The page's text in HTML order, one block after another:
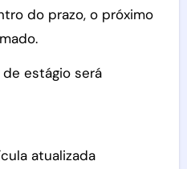
do prazo, o próximo
estágio será
atualizada